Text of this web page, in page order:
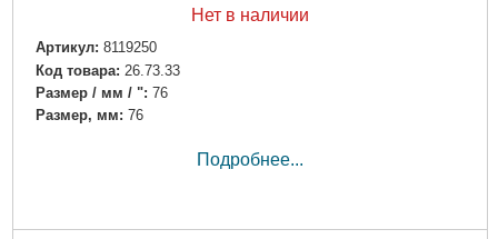
Нет в наличии
Артикул: 8119250
Код товара: 26.73.33
Размер / мм / ": 76
Размер, мм: 76
Подробнее...